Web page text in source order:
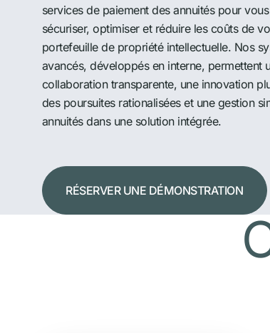
services de paiement des annuités pour
sécuriser, optimiser et réduire les coûts de
portefeuille de propriété intellectuelle. Nos
avancés, développés en interne, permettent
collaboration transparente, une innovation
des poursuites rationalisées et une gestion
annuités dans une solution intégrée.
RÉSERVER UNE DÉMONSTRATION